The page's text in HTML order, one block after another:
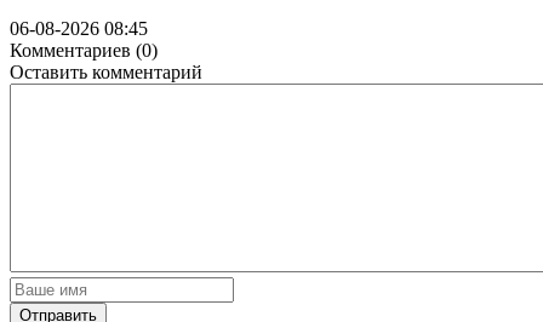
06-08-2026 08:45
Комментариев (0)
Оставить комментарий
Отправить